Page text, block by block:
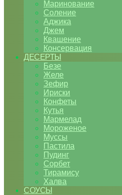
Маринование
Соление
Аджика
Джем
Квашение
Консервация
ДЕСЕРТЫ
Безе
Желе
Зефир
Ириски
Конфеты
Кутья
Мармелад
Мороженое
Муссы
Пастила
Пудинг
Сорбет
Тирамису
Халва
СОУСЫ